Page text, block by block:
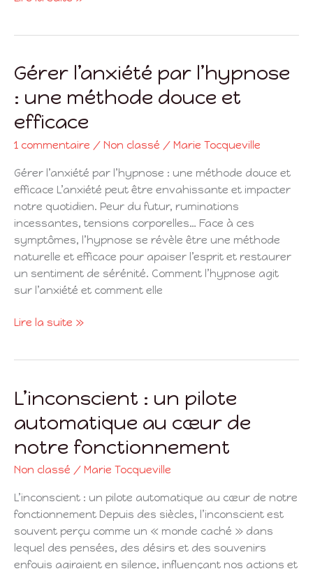
Gérer l’anxiété par l’hypnose
: une méthode douce et
efficace
1 commentaire / Non classé / Marie Tocqueville
Gérer l’anxiété par l’hypnose : une méthode douce et
efficace L’anxiété peut être envahissante et impacter
notre quotidien. Peur du futur, ruminations
incessantes, tensions corporelles… Face à ces
symptômes, l’hypnose se révèle être une méthode
naturelle et efficace pour apaiser l’esprit et restaurer
un sentiment de sérénité. Comment l’hypnose agit
sur l’anxiété et comment elle
Gérer
par
l’hypnose
une
méthode
douce
et
efficace
Lire la suite »
L’inconscient : un pilote
automatique au cœur de
notre fonctionnement
Non classé / Marie Tocqueville
L’inconscient : un pilote automatique au cœur de notre
fonctionnement Depuis des siècles, l’inconscient est
souvent perçu comme un « monde caché » dans
lequel des pensées, des désirs et des souvenirs
enfouis agiraient en silence, influençant nos actions et
L’inconscient
un
pilote
au
cœur
de
notre
fonctionnement